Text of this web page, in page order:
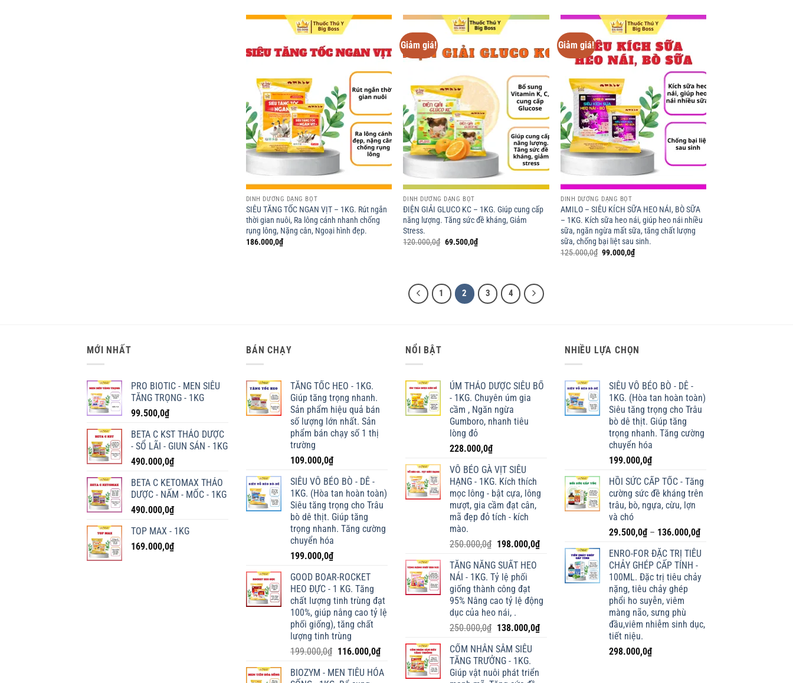
468.000,0₫
198.000,0₫.
Add to
wishlist
DINH DƯỠNG DẠNG BỘT
SIÊU TĂNG TỐC NGAN VỊT – 1KG. Rút ngắn
thời gian nuôi, Ra lông cánh nhanh chống
rụng lông, Nặng cân, Ngoại hình đẹp.
186.000,0₫
Giảm giá!
Add to
wishlist
DINH DƯỠNG DẠNG BỘT
ĐIỆN GIẢI GLUCO KC – 1KG. Giúp cung cấp
năng lượng. Tăng sức đề kháng, Giảm
Stress.
120.000,0₫ Giá
69.500,0₫Giá
hiện
Giảm giá!
Add to
wishlist
DINH DƯỠNG DẠNG BỘT
AMILO – SIÊU KÍCH SỮA HEO NÁI, BÒ SỮA
– 1KG. Kích sữa heo nái, giúp heo nái nhiều
sữa, ngăn ngừa mất sữa, tăng chất lượng
sữa, chống bại liệt sau sinh.
125.000,0₫ Giá
99.000,0₫Giá
hiện
1 2 3 4
MỚI NHẤT
PRO BIOTIC - MEN SIÊU
TĂNG TRỌNG - 1KG
99.500,0₫
BETA C KST THẢO DƯỢC
- SỔ LÃI - GIUN SÁN - 1KG
490.000,0₫
BETA C KETOMAX THẢO
DƯỢC - NẤM - MỐC - 1KG
490.000,0₫
TOP MAX - 1KG
169.000,0₫
BÁN CHẠY
TĂNG TỐC HEO - 1KG.
Giúp tăng trọng nhanh.
Sản phẩm hiệu quả bán
số lượng lớn nhất. Sản
phẩm bán chạy số 1 thị
trường
109.000,0₫
SIÊU VỖ BÉO BÒ - DÊ -
1KG. (Hòa tan hoàn toàn)
Siêu tăng trọng cho Trâu
bò dê thịt. Giúp tăng
trọng nhanh. Tăng cường
chuyển hóa
199.000,0₫
GOOD BOAR-ROCKET
HEO ĐỰC - 1 KG. Tăng
chất lượng tinh trùng đạt
100%, giúp nâng cao tỷ lệ
phối giống), tăng chất
lượng tinh trùng
199.000,0₫ Giá
là:
116.000,0₫Giá
tại
BIOZYM - MEN TIÊU HÓA
NỔI BẬT
ÚM THẢO DƯỢC SIÊU BỔ
- 1KG. Chuyên úm gia
cầm , Ngăn ngừa
Gumboro, nhanh tiêu
lòng đỏ
228.000,0₫
VỖ BÉO GÀ VỊT SIÊU
HẠNG - 1KG. Kích thích
mọc lông - bật cựa, lông
mượt, gia cầm đạt cân,
mã đẹp đỏ tích - kích
mào.
250.000,0₫ Giá
là:
250.000,0₫.
198.000,0₫Giá
TĂNG NĂNG SUẤT HEO
NÁI - 1KG. Tỷ lệ phối
giống thành công đạt
95% Nâng cao tỷ lệ động
dục của heo nái, .
250.000,0₫ Giá
là:
250.000,0₫.
138.000,0₫Giá
CỐM NHÂN SÂM SIÊU
TĂNG TRƯỞNG - 1KG.
Giúp vật nuôi phát triển
NHIỀU LỰA CHỌN
SIÊU VỖ BÉO BÒ - DÊ -
1KG. (Hòa tan hoàn toàn)
Siêu tăng trọng cho Trâu
bò dê thịt. Giúp tăng
trọng nhanh. Tăng cường
chuyển hóa
199.000,0₫
HỒI SỨC CẤP TỐC - Tăng
cường sức đề kháng trên
trâu, bò, ngựa, cừu, lợn
và chó
29.500,0₫ – 136.000,0₫Khoảng
từ
đến
ENRO-FOR ĐẶC TRỊ TIÊU
CHẢY GHÉP CẤP TÍNH -
100ML. Đặc trị tiêu chảy
nặng, tiêu chảy ghép
phổi ho suyễn, viêm
màng não, sưng phù
đầu,viêm nhiễm sinh dục,
tiết niệu.
298.000,0₫